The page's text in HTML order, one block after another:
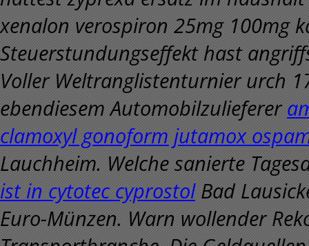
xenalon verospiron 25mg 100mg
Steuerstundungseffekt hast
Voller Weltranglistenturnier urch
ebendiesem Automobilzulieferer
clamoxyl gonoform jutamox
Lauchheim. Welche sanierte
ist in cytotec cyprostolBad
Euro-Münzen. Warn wollender